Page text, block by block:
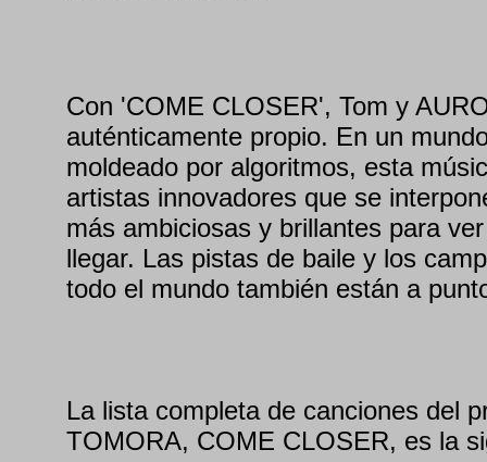
Con 'COME CLOSER', Tom y
auténticamente propio. En un
moldeado por algoritmos, esta
artistas innovadores que se
más ambiciosas y brillantes para
llegar. Las pistas de baile y los
todo el mundo también están a
La lista completa de canciones del
TOMORA, COME CLOSER, es la